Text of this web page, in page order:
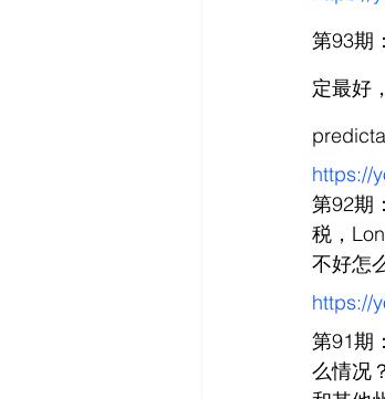
第93期
定最好
https://
第92期
税，
不好怎
https://
第91期
么情况